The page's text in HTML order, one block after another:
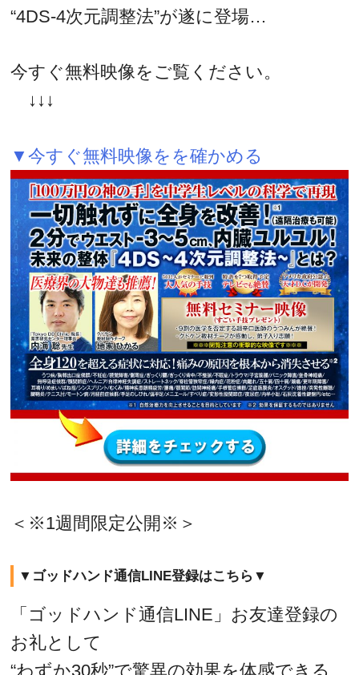
“4DS-4次元調整法”が遂に登場…
今すぐ無料映像をご覧ください。
↓↓↓
▼今すぐ無料映像をを確かめる
＜※1週間限定公開※＞
▼ゴッドハンド通信LINE登録はこちら▼
「ゴッドハンド通信LINE」お友達登録の
お礼として
“わずか30秒”で驚異の効果を体感できる